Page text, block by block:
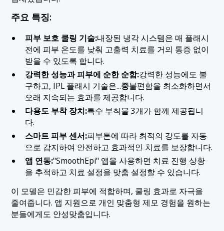
주요 특징:
피부 보호 쿨링 기술:내장된 냉각 시스템은 매 플래시
전에 피부 온도를 낮춰 고출력 치료를 거의 통증 없이
받을 수 있도록 합니다.
강력한 성능과 피부에 순한 순함:강력한 성능에도 불
구하고, IPL 플래시 기술은...중불편함을 최소화하면서
오래 지속되는 효과를 제공합니다.
다용도 부착 장치:특수 부착물 3개가 함께 제공됩니
다.
스마트 피부 센서:피부톤에 따라 최적의 강도를 자동
으로 감지하여 안전하고 효과적인 치료를 보장합니다.
앱 연동:"SmoothEpi" 앱을 사용하면 치료 진행 상황
을 추적하고 치료 설정을 맞춤 설정할 수 있습니다.
이 모델은 민감한 피부에 적합하며, 쿨링 효과로 자극을
줄여줍니다. 앱 지원으로 개인 맞춤형 제모 경험을 원하는
분들에게도 안성맞춤입니다.